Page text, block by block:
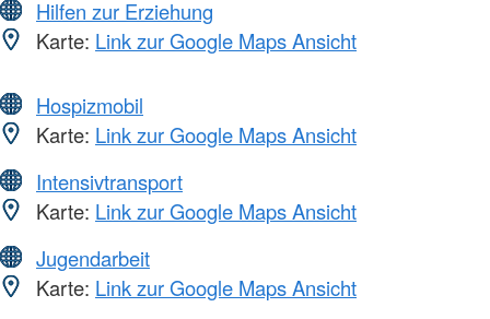
Hilfen zur Erziehung
Karte: Link zur Google Maps Ansicht
Hospizmobil
Karte: Link zur Google Maps Ansicht
Intensivtransport
Karte: Link zur Google Maps Ansicht
Jugendarbeit
Karte: Link zur Google Maps Ansicht